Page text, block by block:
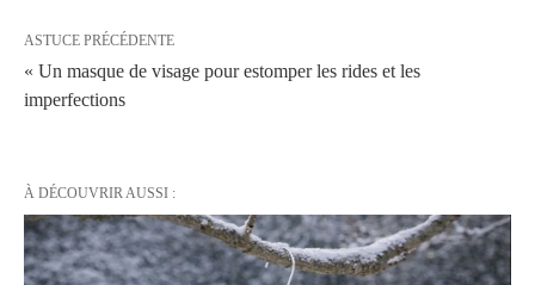
ASTUCE PRÉCÉDENTE
« Un masque de visage pour estomper les rides et les
imperfections
À DÉCOUVRIR AUSSI :